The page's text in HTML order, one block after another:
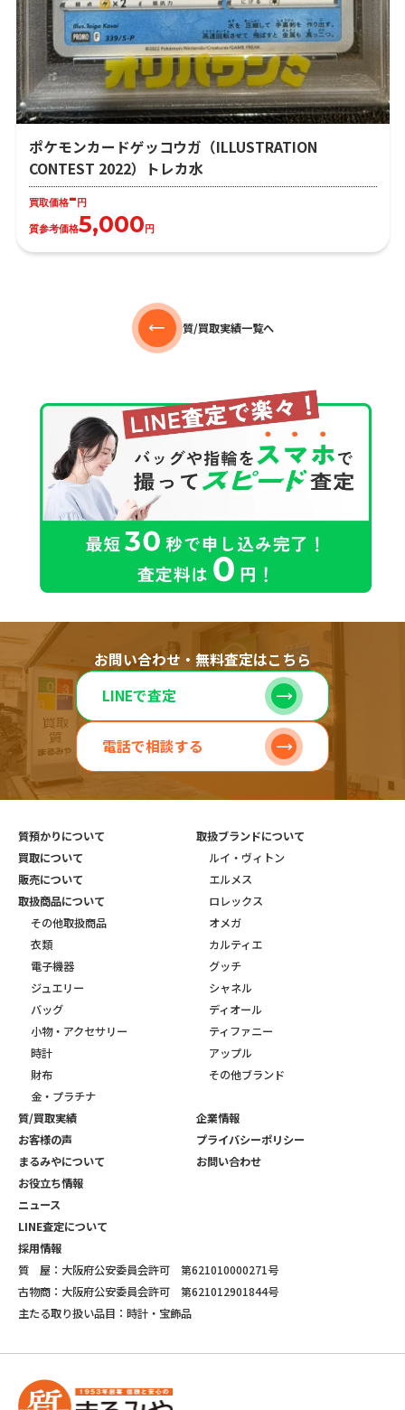
ポケモンカードゲッコウガ（ILLUSTRATION
CONTEST 2022）トレカ水
買取価格-円
質参考価格5,000円
質/買取実績一覧へ
お問い合わせ・無料査定はこちら
LINEで査定
電話で相談する
質預かりについて
買取について
販売について
取扱商品について
その他取扱商品
衣類
電子機器
ジュエリー
バッグ
小物・アクセサリー
時計
財布
金・プラチナ
取扱ブランドについて
ルイ・ヴィトン
エルメス
ロレックス
オメガ
カルティエ
グッチ
シャネル
ディオール
ティファニー
アップル
その他ブランド
質/買取実績
お客様の声
まるみやについて
お役立ち情報
ニュース
LINE査定について
採用情報
企業情報
プライバシーポリシー
お問い合わせ
質 屋：大阪府公安委員会許可 第621010000271号
古物商：大阪府公安委員会許可 第621012901844号
主たる取り扱い品目：時計・宝飾品